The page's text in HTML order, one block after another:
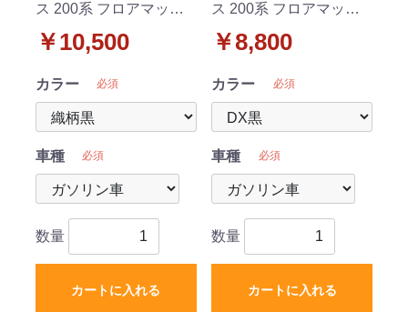
ス 200系 フロアマット
カーマット 織柄シリー
ズ 社外新品
￥10,500
カラー 必須
車種 必須
数量
カートに入れる
ス 200系 フロアマット
カーマット DXシリーズ
社外新品
￥8,800
カラー 必須
車種 必須
数量
カートに入れる